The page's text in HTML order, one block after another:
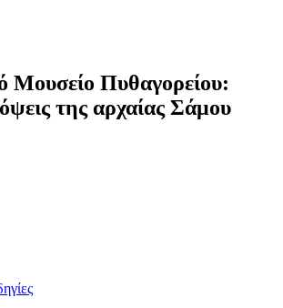
Μουσείο Πυθαγορείου:
της αρχαίας Σάμου